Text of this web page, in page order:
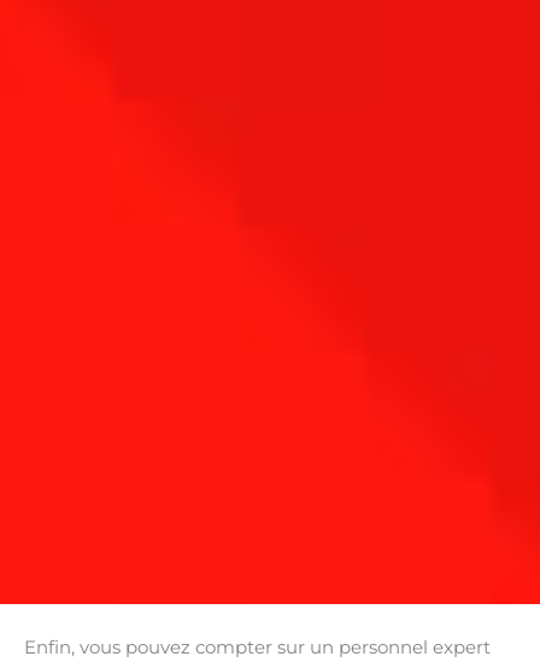
Enfin, vous pouvez compter sur un personnel expert